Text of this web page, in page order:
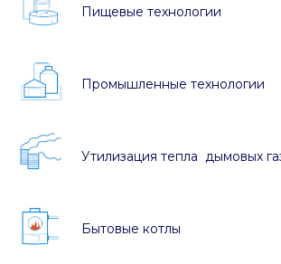
Пищевые технологии
Промышленные технологии
Утилизация тепла дымовых
Бытовые котлы